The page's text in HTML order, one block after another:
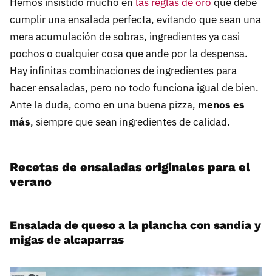
Hemos insistido mucho en las reglas de oro que debe
cumplir una ensalada perfecta, evitando que sean una
mera acumulación de sobras, ingredientes ya casi
pochos o cualquier cosa que ande por la despensa.
Hay infinitas combinaciones de ingredientes para
hacer ensaladas, pero no todo funciona igual de bien.
Ante la duda, como en una buena pizza, menos es
más, siempre que sean ingredientes de calidad.
Recetas de ensaladas originales para el
verano
Ensalada de queso a la plancha con sandía y
migas de alcaparras